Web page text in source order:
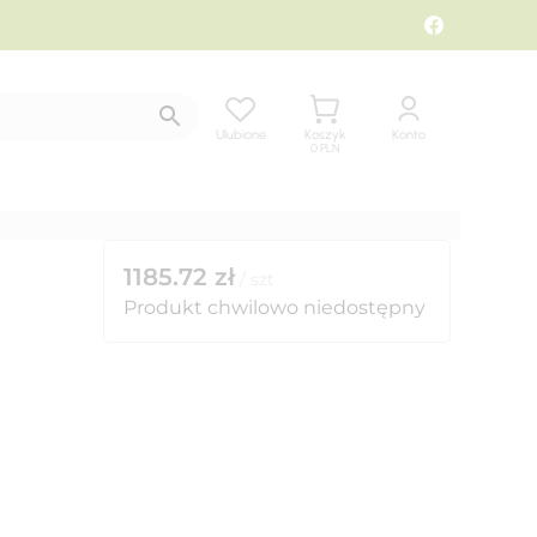
Ulubione
Koszyk
0 PLN
Konto
1185.72 zł
Produkt chwilowo niedostępny